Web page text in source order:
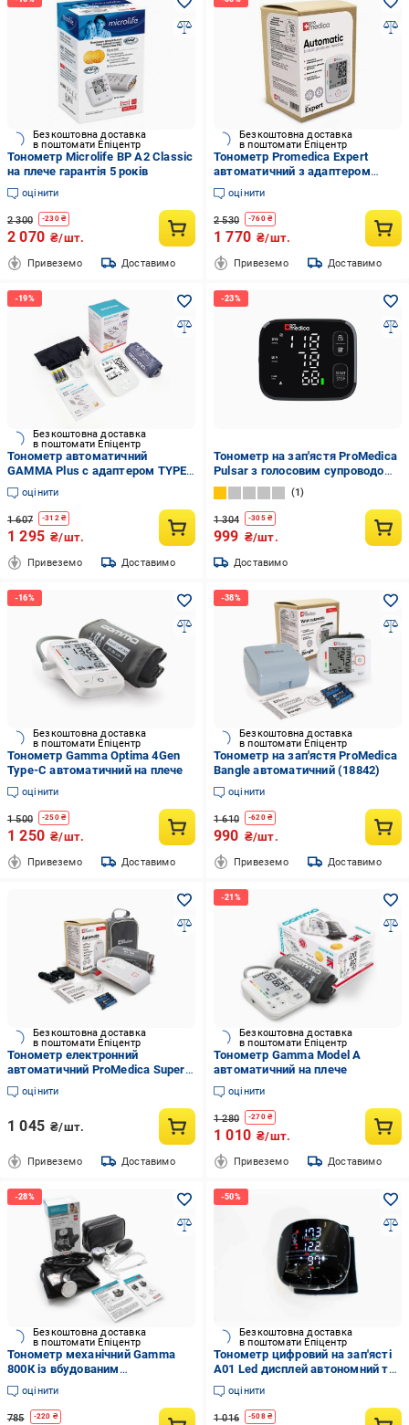
Безкоштовна доставка
в поштомати Епіцентр
Тонометр Microlife BP A2 Classic
на плече гарантія 5 років
оцінити
2 300 -230₴
2 070 ₴/шт.
Привеземо Доставимо
Безкоштовна доставка
в поштомати Епіцентр
Тонометр Promedica Expert
автоматичний з адаптером
гарантія 10 років
оцінити
2 530 -760₴
1 770 ₴/шт.
Привеземо Доставимо
Безкоштовна доставка
в поштомати Епіцентр
Тонометр автоматичний
GAMMA Plus с адаптером TYPE-
C та термометр (CO004265)
оцінити
1 607 -312₴
1 295 ₴/шт.
Привеземо Доставимо
Тонометр на зап'ястя ProMedica
Pulsar з голосовим супроводом і
адаптером Type-С (CO004341)
1
1 304 -305₴
999 ₴/шт.
Доставимо
Безкоштовна доставка
в поштомати Епіцентр
Тонометр Gamma Optima 4Gen
Type-C автоматичний на плече
оцінити
1 500 -250₴
1 250 ₴/шт.
Привеземо Доставимо
Безкоштовна доставка
в поштомати Епіцентр
Тонометр на зап'ястя ProMedica
Bangle автоматичний (18842)
оцінити
1 610 -620₴
990 ₴/шт.
Привеземо Доставимо
Безкоштовна доставка
в поштомати Епіцентр
Тонометр електронний
автоматичний ProMedica Superb
(CO004152)
оцінити
1 045 ₴/шт.
Привеземо Доставимо
Безкоштовна доставка
в поштомати Епіцентр
Тонометр Gamma Model A
автоматичний на плече
оцінити
1 280 -270₴
1 010 ₴/шт.
Привеземо Доставимо
Безкоштовна доставка
в поштомати Епіцентр
Тонометр механічний Gamma
800К із вбудованим
стетоскопом (CO001294)
оцінити
785 -220 ₴
Безкоштовна доставка
в поштомати Епіцентр
Тонометр цифровий на зап'ясті
A01 Led дисплей автономний та
автоматичний (2079257657)
оцінити
1 016 -508₴